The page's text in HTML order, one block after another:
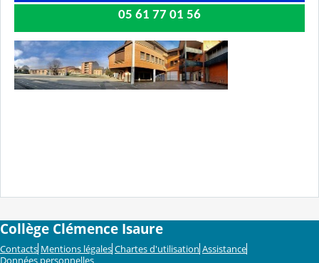
05 61 77 01 56
Collège Clémence Isaure
Contacts Mentions légales Chartes d'utilisation Assistance
Données personnelles